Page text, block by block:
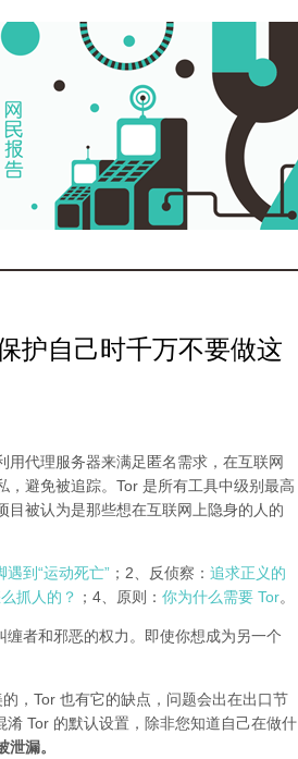
护自己时千万不要做这
用代理服务器来满足匿名需求，在互联网
，避免被追踪。Tor 是所有工具中级别最高
目被认为是那些想在互联网上隐身的人的
遇到“运动死亡” ；2、反侦察： 追求正义的
抓人的？ ；4、原则： 你为什么需要 Tor。
者和邪恶的权力。即使你想成为另一个
，Tor 也有它的缺点，问题会出在出口节
Tor 的默认设置，除非您知道自己在做什
泄漏。